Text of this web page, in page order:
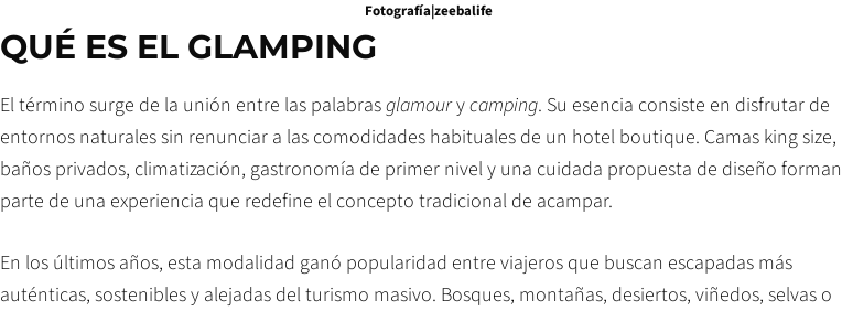
Fotografía|zeebalife
QUÉ ES EL GLAMPING
El término surge de la unión entre las palabrasglamourycamping. Su esencia consiste en disfrutar de
entornos naturales sin renunciar a las comodidades habituales de un hotel boutique. Camas king size,
baños privados, climatización, gastronomía de primer nivel y una cuidada propuesta de diseño forman
parte de una experiencia que redefine el concepto tradicional de acampar.
En los últimos años, esta modalidad ganó popularidad entre viajeros que buscan escapadas más
auténticas, sostenibles y alejadas del turismo masivo. Bosques, montañas, desiertos, viñedos, selvas o